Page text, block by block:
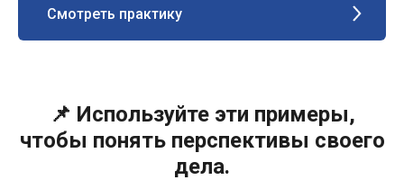
Смотреть практику
📌 Используйте эти примеры,
чтобы понять перспективы своего
дела.